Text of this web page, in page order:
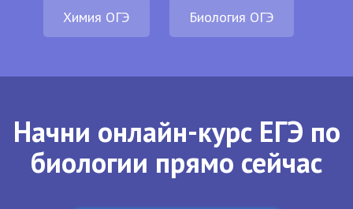
Химия ОГЭ Биология ОГЭ
Начни онлайн-курс ЕГЭ по
биологии прямо сейчас